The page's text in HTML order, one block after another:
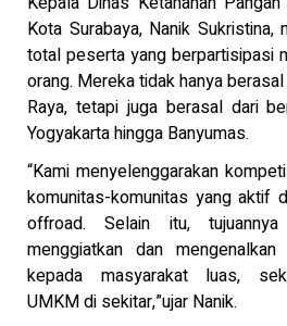
Kota Surabaya, Nanik Sukristina,
total peserta yang berpartisipasi
orang. Mereka tidak hanya
Raya, tetapi juga berasal dari
Yogyakarta hingga Banyumas.
“Kami menyelenggarakan
komunitas-komunitas yang aktif
offroad. Selain itu,
menggiatkan dan
kepada masyarakat luas,
UMKM di sekitar,”ujar Nanik.